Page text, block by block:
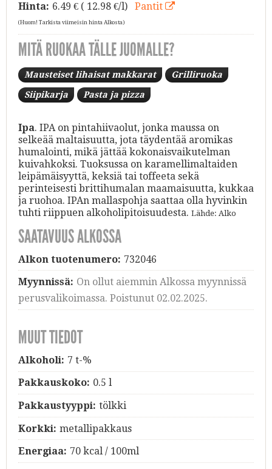
Hinta: 6.49 € ( 12.98 €/l) Pantit
(Huom! Tarkista viimeisin hinta Alkosta)
MITÄ RUOKAA TÄLLE JUOMALLE?
Mausteiset lihaisat makkarat Grilliruoka
Siipikarja Pasta ja pizza
Ipa. IPA on pintahiivaolut, jonka maussa on
selkeää maltaisuutta, jota täydentää aromikas
humalointi, mikä jättää kokonaisvaikutelman
kuivahkoksi. Tuoksussa on karamellimaltaiden
leipämäisyyttä, keksiä tai toffeeta sekä
perinteisesti brittihumalan maamaisuutta, kukkaa
ja ruohoa. IPAn mallaspohja saattaa olla hyvinkin
tuhti riippuen alkoholipitoisuudesta. Lähde: Alko
SAATAVUUS ALKOSSA
Alkon tuotenumero: 732046
Myynnissä: On ollut aiemmin Alkossa myynnissä
perusvalikoimassa. Poistunut 02.02.2025.
MUUT TIEDOT
Alkoholi: 7 t-%
Pakkauskoko: 0.5 l
Pakkaustyyppi: tölkki
Korkki: metallipakkaus
Energiaa: 70 kcal / 100ml